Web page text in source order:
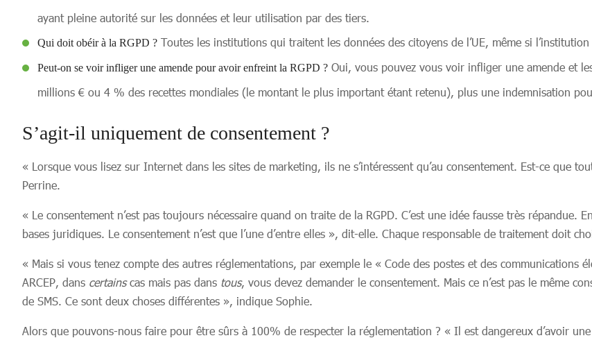
ayant pleine autorité sur les données et leur utilisation par des tiers.
Qui doit obéir à la RGPD ? Toutes les institutions qui traitent les données des citoyens de l’UE, même si l’institution
Peut-on se voir infliger une amende pour avoir enfreint la RGPD ? Oui, vous pouvez vous voir infliger une amende et
millions € ou 4 % des recettes mondiales (le montant le plus important étant retenu), plus une indemnisation
S’agit-il uniquement de consentement ?
« Lorsque vous lisez sur Internet dans les sites de marketing, ils ne s’intéressent qu’au consentement. Est-ce que
Perrine.
« Le consentement n’est pas toujours nécessaire quand on traite de la RGPD. C’est une idée fausse très répandue.
bases juridiques. Le consentement n’est que l’une d’entre elles », dit-elle. Chaque responsable de traitement doit
« Mais si vous tenez compte des autres réglementations, par exemple le « Code des postes et des communications
ARCEP, dans certainscas mais pas dans tous, vous devez demander le consentement. Mais ce n’est pas le même
de SMS. Ce sont deux choses différentes », indique Sophie.
Alors que pouvons-nous faire pour être sûrs à 100% de respecter la réglementation ? « Il est dangereux d’avoir